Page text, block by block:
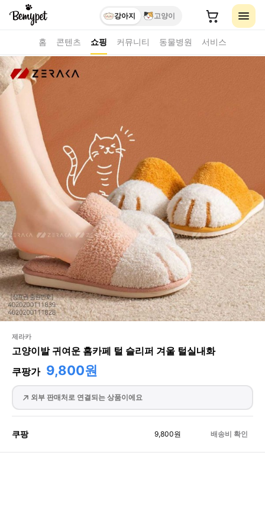
강아지 고양이
홈 콘텐츠 쇼핑 커뮤니티 동물병원 서비스
제라카
고양이발 귀여운 홈카페 털 슬리퍼 겨울 털실내화
쿠팡가 9,800원
외부 판매처로 연결되는 상품이에요
쿠팡 9,800원 배송비 확인